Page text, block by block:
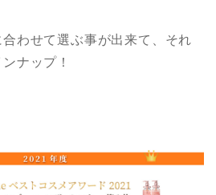
わせて選ぶ事が出来て、それ
ナップ！